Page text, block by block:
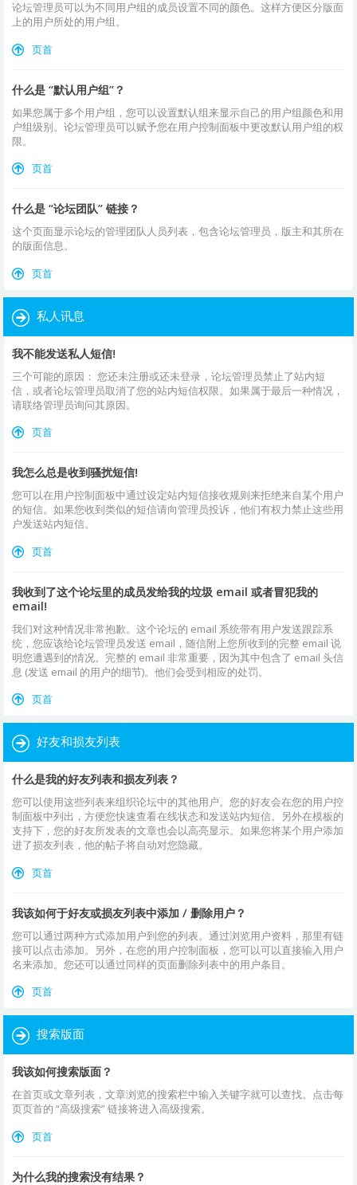
论坛管理员可以为不同用户组的成员设置不同的颜色。这样方便区分版面
上的用户所处的用户组。
页首
什么是 “默认用户组”？
如果您属于多个用户组，您可以设置默认组来显示自己的用户组颜色和用
户组级别。论坛管理员可以赋予您在用户控制面板中更改默认用户组的权
限。
页首
什么是 “论坛团队” 链接？
这个页面显示论坛的管理团队人员列表，包含论坛管理员，版主和其所在
的版面信息。
页首
私人讯息
我不能发送私人短信!
三个可能的原因： 您还未注册或还未登录，论坛管理员禁止了站内短
信，或者论坛管理员取消了您的站内短信权限。如果属于最后一种情况，
请联络管理员询问其原因。
页首
我怎么总是收到骚扰短信!
您可以在用户控制面板中通过设定站内短信接收规则来拒绝来自某个用户
的短信。如果您收到类似的短信请向管理员投诉，他们有权力禁止这些用
户发送站内短信。
页首
我收到了这个论坛里的成员发给我的垃圾 email 或者冒犯我的
email!
我们对这种情况非常抱歉。这个论坛的 email 系统带有用户发送跟踪系
统，您应该给论坛管理员发送 email，随信附上您所收到的完整 email 说
明您遭遇到的情况。完整的 email 非常重要，因为其中包含了 email 头信
息 (发送 email 的用户的细节)。他们会受到相应的处罚。
页首
好友和损友列表
什么是我的好友列表和损友列表？
您可以使用这些列表来组织论坛中的其他用户。您的好友会在您的用户控
制面板中列出，方便您快速查看在线状态和发送站内短信。另外在模板的
支持下，您的好友所发表的文章也会以高亮显示。如果您将某个用户添加
进了损友列表，他的帖子将自动对您隐藏。
页首
我该如何于好友或损友列表中添加 / 删除用户？
您可以通过两种方式添加用户到您的列表。通过浏览用户资料，那里有链
接可以点击添加。另外，在您的用户控制面板，您可以可以直接输入用户
名来添加。您还可以通过同样的页面删除列表中的用户条目。
页首
搜索版面
我该如何搜索版面？
在首页或文章列表，文章浏览的搜索栏中输入关键字就可以查找。点击每
页页首的 “高级搜索” 链接将进入高级搜索。
页首
为什么我的搜索没有结果？